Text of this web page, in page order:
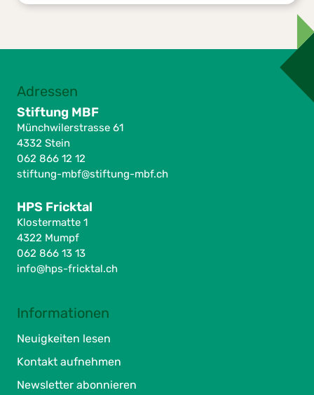
Adressen
Stiftung MBF
Münchwilerstrasse 61
4332 Stein
062 866 12 12
stiftung-mbf@stiftung-mbf.ch
HPS Fricktal
Klostermatte 1
4322 Mumpf
062 866 13 13
info@hps-fricktal.ch
Informationen
Neuigkeiten lesen
Kontakt aufnehmen
Newsletter abonnieren